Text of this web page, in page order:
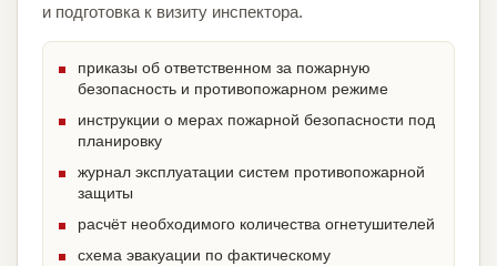
и подготовка к визиту инспектора.
приказы об ответственном за пожарную
безопасность и противопожарном режиме
инструкции о мерах пожарной безопасности под
планировку
журнал эксплуатации систем противопожарной
защиты
расчёт необходимого количества огнетушителей
схема эвакуации по фактическому